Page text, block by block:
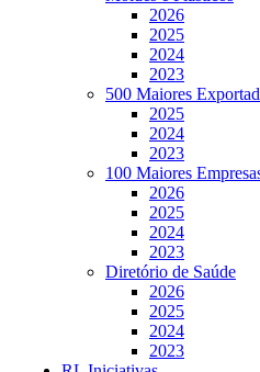
2026
2025
2024
2023
500 Maiores
2025
2024
2023
100 Maiores
2026
2025
2024
2023
Diretório de Saúde
2026
2025
2024
2023